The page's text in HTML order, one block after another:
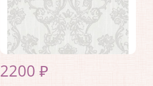
2200 ₽